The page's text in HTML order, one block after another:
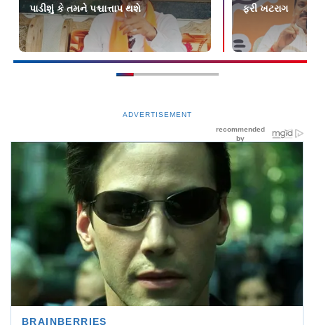
પાડીશું કે તમને પશ્ચાત્તાપ થશે
ફરી ખટરાગ
ADVERTISEMENT